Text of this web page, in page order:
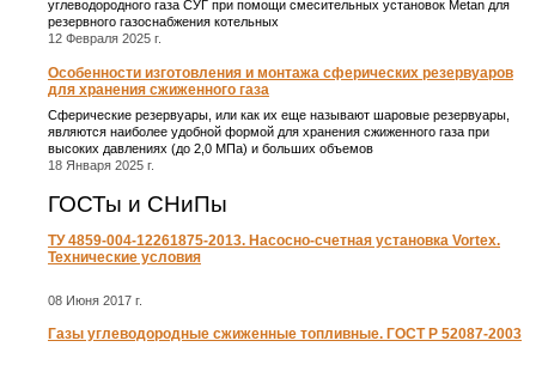
углеводородного газа СУГ при помощи смесительных установок Metan для
резервного газоснабжения котельных
12 Февраля 2025 г.
Особенности изготовления и монтажа сферических резервуаров
для хранения сжиженного газа
Сферические резервуары, или как их еще называют шаровые резервуары,
являются наиболее удобной формой для хранения сжиженного газа при
высоких давлениях (до 2,0 МПа) и больших объемов
18 Января 2025 г.
ГОСТы и СНиПы
ТУ 4859-004-12261875-2013. Насосно-счетная установка Vortex.
Технические условия
08 Июня 2017 г.
Газы углеводородные сжиженные топливные. ГОСТ Р 52087-2003